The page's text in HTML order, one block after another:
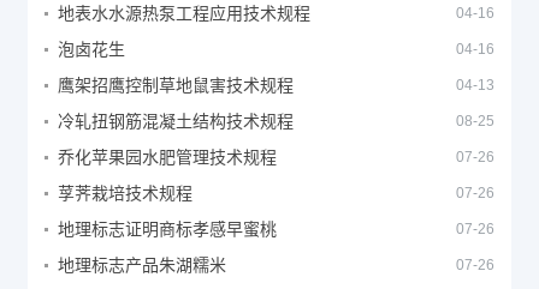
地表水水源热泵工程应用技术规程 04-16
泡卤花生 04-16
鹰架招鹰控制草地鼠害技术规程 04-13
冷轧扭钢筋混凝土结构技术规程 08-25
乔化苹果园水肥管理技术规程 07-26
莩荠栽培技术规程 07-26
地理标志证明商标孝感早蜜桃 07-26
地理标志产品朱湖糯米 07-26